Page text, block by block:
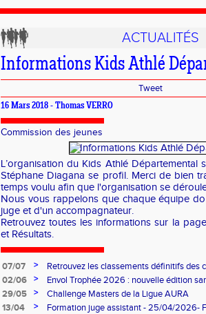
ACTUALITÉS
Informations Kids Athlé
Tweet
16 Mars 2018 - Thomas VERRO
Commission des jeunes
L’organisation du Kids Athlé Départemental
Stéphane Diagana se profil. Merci de bien
temps voulu afin que l'organisation se
Nous vous rappelons que chaque équipe
juge et d'un accompagnateur.
Retrouvez toutes les informations sur la
et Résultats.
07/07 >
Retrouvez les classements définitifs des
02/06
>
Envol Trophée 2026 : nouvelle édition
29/05
>
Challenge Masters de la Ligue AURA
13/04
>
Formation juge assistant - 25/04/2026-